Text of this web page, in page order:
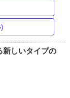
新しいタイプの